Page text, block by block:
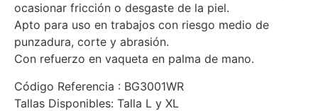
ocasionar fricción o desgaste de la piel.
Apto para uso en trabajos con riesgo medio de
punzadura, corte y abrasión.
Con refuerzo en vaqueta en palma de mano.
Código Referencia : BG3001WR
Tallas Disponibles: Talla L y XL